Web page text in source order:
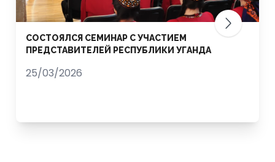
СОСТОЯЛСЯ СЕМИНАР С УЧАСТИЕМ
ПРЕДСТАВИТЕЛЕЙ РЕСПУБЛИКИ УГАНДА
25/03/2026